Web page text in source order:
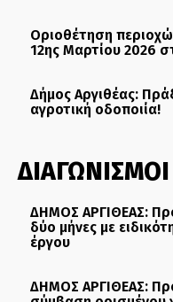
Οριοθέτηση
12ης Μαρτίου 2026
Δήμος Αργιθέας:
αγροτική οδοποιία!
ΔΗΜΟΣ ΑΡΓΙΘΕΑΣ:
δύο μήνες με
έργου
ΔΗΜΟΣ ΑΡΓΙΘΕΑΣ: